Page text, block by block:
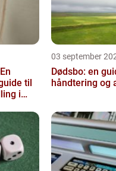
til
i
03 september
Dødsbo: en
håndtering og